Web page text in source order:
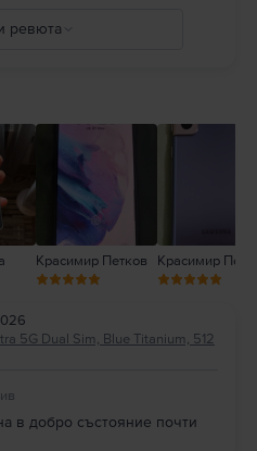
ревюта
2
Красимир Петков Красимир
5G Dual Sim, Blue Titanium, 512
в добро състояние почти